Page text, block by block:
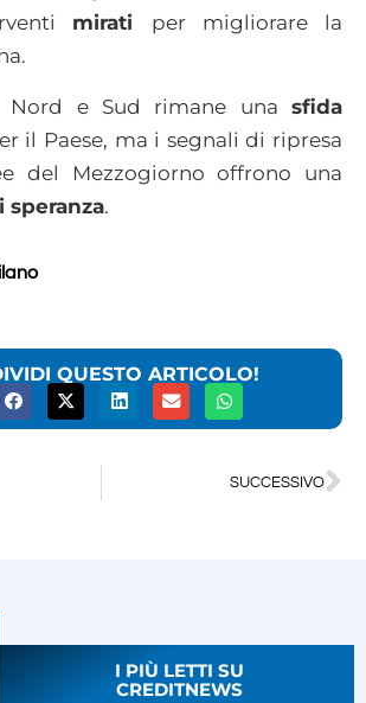
mirati per migliorare la
Nord e Sud rimane una sfida
il Paese, ma i segnali di ripresa
del Mezzogiorno offrono una
speranza.
QUESTO ARTICOLO!
SUCCESSIVO
I PIÙ LETTI SU
CREDITNEWS